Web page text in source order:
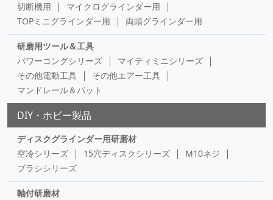
切断機用
マイクログラインダー用
TOPミニグラインダー用
両頭グラインダー用
研磨用ツール＆工具
パワーコングシリーズ
マイティミニシリーズ
その他電動工具
その他エアー工具
マンドレール＆パット
DIY・ホビー製品
ディスクグラインダー用研磨材
空冷シリーズ
15穴ディスクシリーズ
M10ネジ
ブラシシリーズ
軸付研磨材